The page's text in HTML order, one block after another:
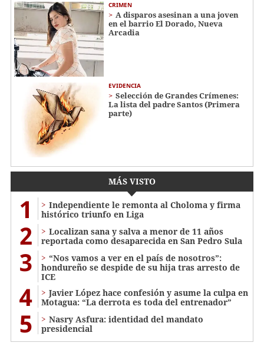
CRIMEN
A disparos asesinan a una joven
en el barrio El Dorado, Nueva
Arcadia
EVIDENCIA
Selección de Grandes Crímenes:
La lista del padre Santos (Primera
parte)
MÁS VISTO
1
Independiente le remonta al Choloma y firma
histórico triunfo en Liga
2
Localizan sana y salva a menor de 11 años
reportada como desaparecida en San Pedro Sula
3
“Nos vamos a ver en el país de nosotros”:
hondureño se despide de su hija tras arresto de
ICE
4
Javier López hace confesión y asume la culpa en
Motagua: “La derrota es toda del entrenador”
5
Nasry Asfura: identidad del mandato
presidencial